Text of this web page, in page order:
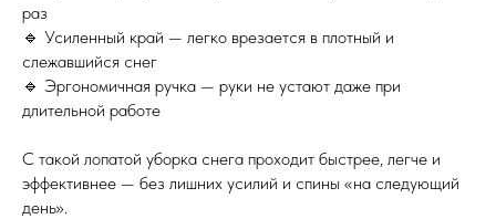
раз
🔹 Усиленный край — легко врезается в плотный и
слежавшийся снег
🔹 Эргономичная ручка — руки не устают даже при
длительной работе
С такой лопатой уборка снега проходит быстрее, легче и
эффективнее — без лишних усилий и спины «на следующий
день».